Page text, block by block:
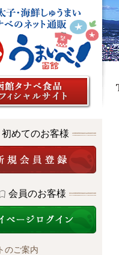
初めてのお客様
会員のお客様
のご案内